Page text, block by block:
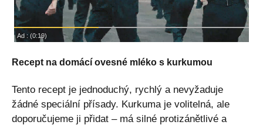
Recept na domácí ovesné mléko s kurkumou
Tento recept je jednoduchý, rychlý a nevyžaduje
žádné speciální přísady. Kurkuma je volitelná, ale
doporučujeme ji přidat – má silné protizánětlivé a